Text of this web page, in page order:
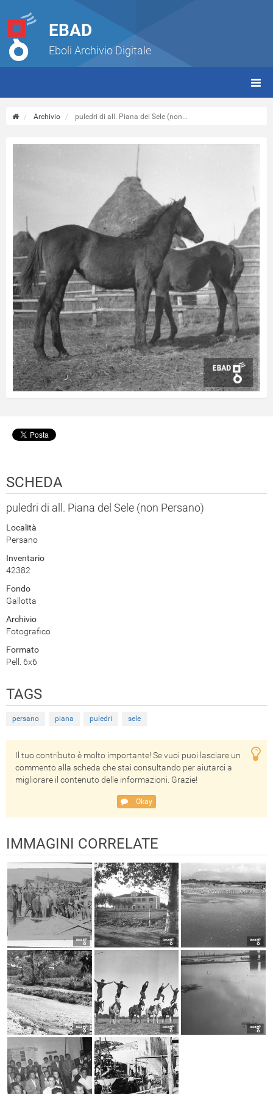
EBAD
Eboli Archivio Digitale
Archivio puledri di all. Piana del Sele (non...
SCHEDA
puledri di all. Piana del Sele (non Persano)
Località
Persano
Inventario
42382
Fondo
Gallotta
Archivio
Fotografico
Formato
Pell. 6x6
TAGS
persano piana puledri sele
Il tuo contributo è molto importante! Se vuoi puoi lasciare un
commento alla scheda che stai consultando per aiutarci a
migliorare il contenuto delle informazioni. Grazie!
Okay
IMMAGINI CORRELATE